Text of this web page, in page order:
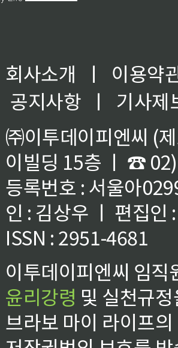
회사소개 ㅣ
이용약
공지사항
ㅣ
기사제
㈜이투데이피엔씨 (
이빌딩 15층 ㅣ ☎
등록번호 : 서울아
인 : 김상우 ㅣ 편집인
ISSN : 2951-4681
이투데이피엔씨 임
윤리강령 및 실천규
브라보 마이 라이프